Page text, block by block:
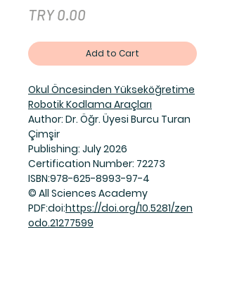
TRY 0.00
Add to Cart
Okul Öncesinden Yükseköğretime
Robotik Kodlama Araçları
Author: Dr. Öğr. Üyesi Burcu Turan
Çimşir
Publishing: July 2026
Certification Number: 72273
ISBN:978-625-8993-97-4
© All Sciences Academy
PDF:doi:https://doi.org/10.5281/zen
odo.21277599